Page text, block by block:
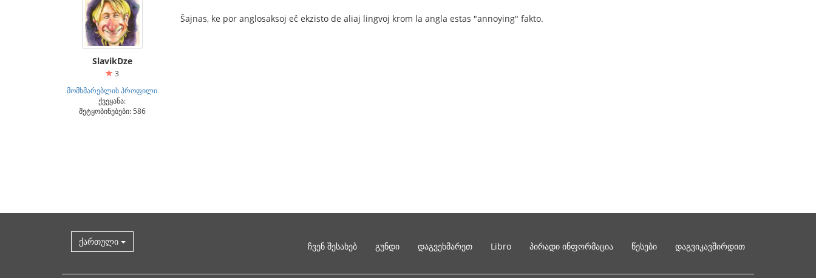
SlavikDze
3
მომხმარებლის პროფილი
ქვეყანა:
შეტყობინებები: 586
Ŝajnas, ke por anglosaksoj eĉ ekzisto de aliaj lingvoj krom la angla estas "annoying" fakto.
ქართული ჩვენ შესახებ გუნდი დაგვეხმარეთ Libro პირადი ინფორმაცია წესები დაგვიკავშირდით